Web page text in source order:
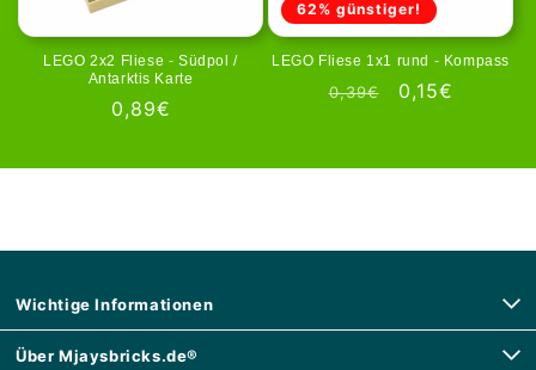
LEGO 2x2 Fliese - Südpol /
Antarktis Karte
Normale
0,89€
62% günstiger!
LEGO Fliese 1x1 rund - Kompass
Normale
0,39€ 0,15€
Wichtige Informationen
Über Mjaysbricks.de®